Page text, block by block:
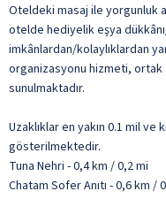
Oteldeki masaj ile yorgunluk
otelde hediyelik eşya
imkânlardan/kolaylıklardan
organizasyonu hizmeti,
sunulmaktadır.
Uzaklıklar en yakın 0.1 mil
gösterilmektedir.
Tuna Nehri - 0,4 km / 0,2 mi
Chatam Sofer Anıtı - 0,6 km /